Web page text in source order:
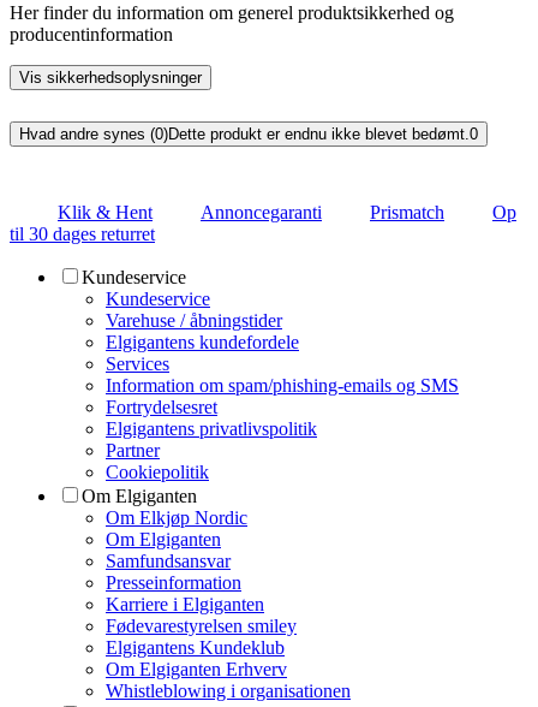
Her finder du information om generel produktsikkerhed og
producentinformation
Vis sikkerhedsoplysninger
Hvad andre synes (0)Dette produkt er endnu ikke blevet bedømt. 0
Klik & Hent Annoncegaranti Prismatch
Op
til 30 dages returret
Kundeservice
Kundeservice
Varehuse / åbningstider
Elgigantens kundefordele
Services
Information om spam/phishing-emails og SMS
Fortrydelsesret
Elgigantens privatlivspolitik
Partner
Cookiepolitik
Om Elgiganten
Om Elkjøp Nordic
Om Elgiganten
Samfundsansvar
Presseinformation
Karriere i Elgiganten
Fødevarestyrelsen smiley
Elgigantens Kundeklub
Om Elgiganten Erhverv
Whistleblowing i organisationen